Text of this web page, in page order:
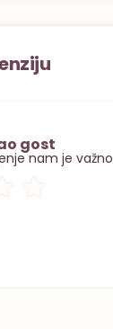
gost
nam je važno